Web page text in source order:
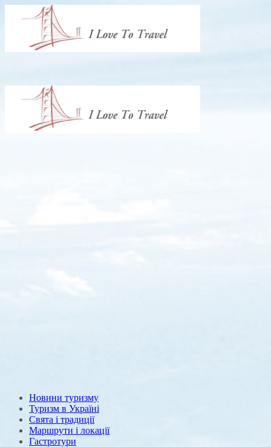
Новини туризму
Туризм в Україні
Свята і традиції
Маршрути і локації
Гастротури